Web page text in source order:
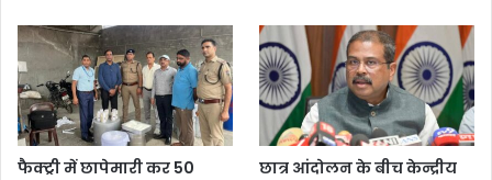
फैक्ट्री में छापेमारी कर 50
छात्र आंदोलन के बीच केन्द्रीय